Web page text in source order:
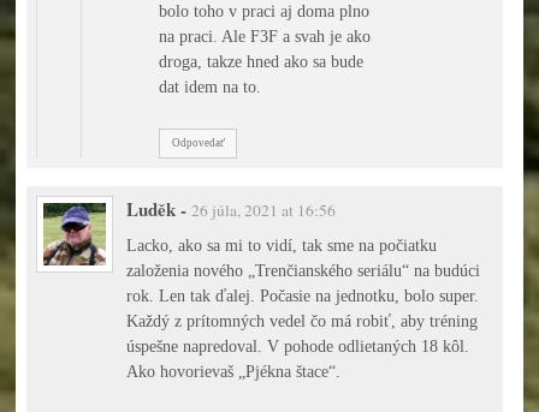
bolo toho v praci aj doma plno
na praci. Ale F3F a svah je ako
droga, takze hned ako sa bude
dat idem na to.
Odpovedať
Luděk- 26 júla, 2021 at 16:56
Lacko, ako sa mi to vidí, tak sme na počiatku
založenia nového „Trenčianského seriálu“ na budúci
rok. Len tak ďalej. Počasie na jednotku, bolo super.
Každý z prítomných vedel čo má robiť, aby tréning
úspešne napredoval. V pohode odlietaných 18 kôl.
Ako hovorievaš „Pjékna štace“.